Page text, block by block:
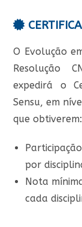
O Evolução
Resolução
expedirá o
Sensu, em
que obtiverem:
por
Nota
cada